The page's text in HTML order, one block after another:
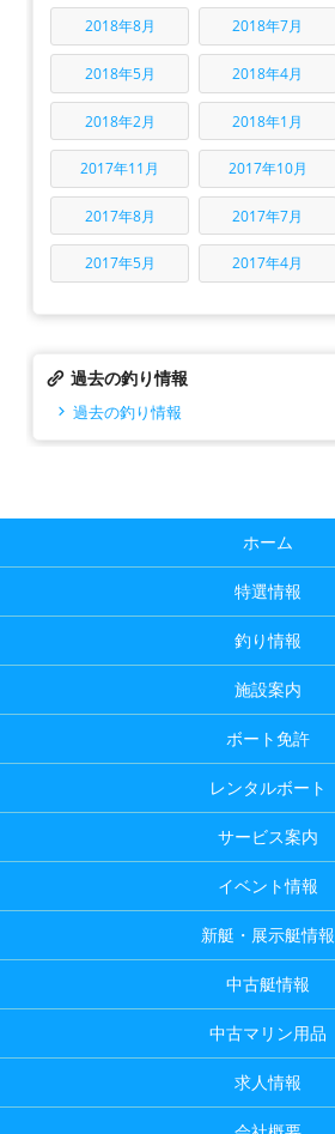
2018年8月 2018年7月
2018年5月 2018年4月
2018年2月 2018年1月
2017年11月 2017年10月
2017年8月 2017年7月
2017年5月 2017年4月
過去の釣り情報
過去の釣り情報
ホーム
特選情報
釣り情報
施設案内
ボート免許
レンタルボート
サービス案内
イベント情報
新艇・展示艇情報
中古艇情報
中古マリン用品
求人情報